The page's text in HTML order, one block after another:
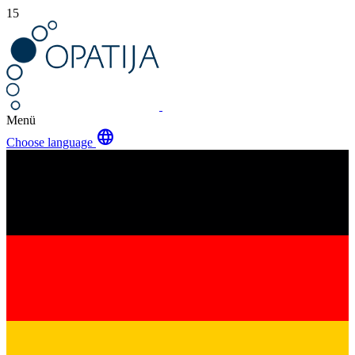
15
Menü
Choose language language